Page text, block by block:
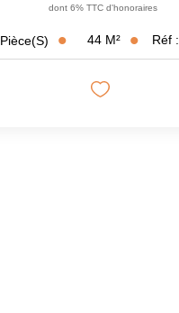
dont 6% TTC d'honoraires
Pièce(s) 44 M² Réf :